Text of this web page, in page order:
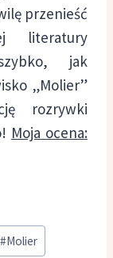
przenieść
literatury
jak
„Molier”
rozrywki
Moja ocena:
#Molier